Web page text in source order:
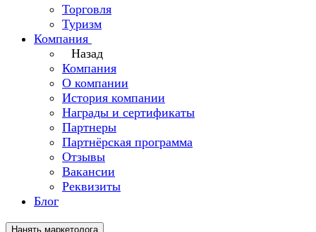
Торговля
Туризм
Компания
Назад
Компания
О компании
История компании
Награды и сертификаты
Партнеры
Партнёрская программа
Отзывы
Вакансии
Реквизиты
Блог
Нанять маркетолога